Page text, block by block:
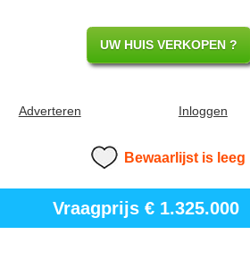
UW HUIS VERKOPEN ?
Adverteren Inloggen
Bewaarlijst is leeg
Vraagprijs € 1.325.000